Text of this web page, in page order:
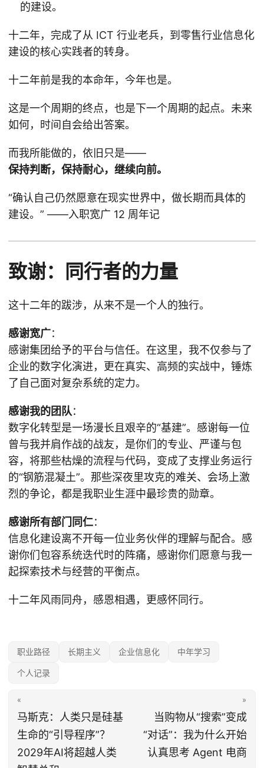
的建设。
十二年，完成了从 ICT 行业老兵，到零售行业信息化
建设的核心实践者的转身。
十二年前是我的本命年，今年也是。
这是一个周期的终点，也是下一个周期的起点。未来
如何，时间自会给出答案。
而我所能做的，依旧只是——
保持判断，保持耐心，继续向前。
“确认自己仍然愿意在现实世界中，做长期而具体的
建设。” ——入职宽广 12 周年记
致谢：同行者的力量
这十二年的跋涉，从来不是一个人的独行。
感谢宽广：
感谢集团给予的平台与信任。在这里，我不仅参与了
企业的数字化演进，更在真实、高频的实战中，锤炼
了自己面对复杂系统的定力。
感谢我的团队：
数字化转型是一场漫长且艰辛的“基建”。感谢每一位
曾与我并肩作战的战友，是你们的专业、严谨与包
容，将那些枯燥的流程与代码，变成了支撑业务运行
的“钢筋混凝土”。那些深夜里攻克的难关、会场上激
烈的争论，都是我职业生涯中最珍贵的勋章。
感谢所有部门同仁：
信息化建设离不开每一位业务伙伴的理解与配合。感
谢你们包容系统迭代时的阵痛，感谢你们愿意与我一
起探索技术与经营的平衡点。
十二年风雨同舟，感恩相遇，更感怀同行。
职业路径 长期主义 企业信息化 中年学习
个人记录
«
马斯克：人类只是硅基
生命的“引导程序”？
2029年AI将超越人类
»
当购物从“搜索”变成
“对话”：我为什么开始
认真思考 Agent 电商